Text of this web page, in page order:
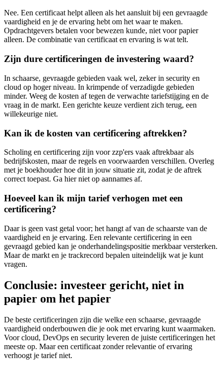
Nee. Een certificaat helpt alleen als het aansluit bij een gevraagde
vaardigheid en je de ervaring hebt om het waar te maken.
Opdrachtgevers betalen voor bewezen kunde, niet voor papier
alleen. De combinatie van certificaat en ervaring is wat telt.
Zijn dure certificeringen de investering waard?
In schaarse, gevraagde gebieden vaak wel, zeker in security en
cloud op hoger niveau. In krimpende of verzadigde gebieden
minder. Weeg de kosten af tegen de verwachte tariefstijging en de
vraag in de markt. Een gerichte keuze verdient zich terug, een
willekeurige niet.
Kan ik de kosten van certificering aftrekken?
Scholing en certificering zijn voor zzp'ers vaak aftrekbaar als
bedrijfskosten, maar de regels en voorwaarden verschillen. Overleg
met je boekhouder hoe dit in jouw situatie zit, zodat je de aftrek
correct toepast. Ga hier niet op aannames af.
Hoeveel kan ik mijn tarief verhogen met een
certificering?
Daar is geen vast getal voor; het hangt af van de schaarste van de
vaardigheid en je ervaring. Een relevante certificering in een
gevraagd gebied kan je onderhandelingspositie merkbaar versterken.
Maar de markt en je trackrecord bepalen uiteindelijk wat je kunt
vragen.
Conclusie: investeer gericht, niet in
papier om het papier
De beste certificeringen zijn die welke een schaarse, gevraagde
vaardigheid onderbouwen die je ook met ervaring kunt waarmaken.
Voor cloud, DevOps en security leveren de juiste certificeringen het
meeste op. Maar een certificaat zonder relevantie of ervaring
verhoogt je tarief niet.